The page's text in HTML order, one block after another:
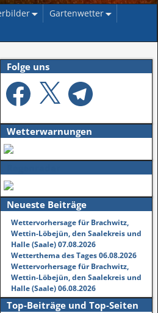
Gartenwetter
Folge uns
Wetterwarnungen
Neueste Beiträge
Wettervorhersage für Brachwitz,
Wettin-Löbejün, den Saalekreis und
Halle (Saale) 07.08.2026
Wetterthema des Tages 06.08.2026
Wettervorhersage für Brachwitz,
Wettin-Löbejün, den Saalekreis und
Halle (Saale) 06.08.2026
Top-Beiträge und Top-Seiten